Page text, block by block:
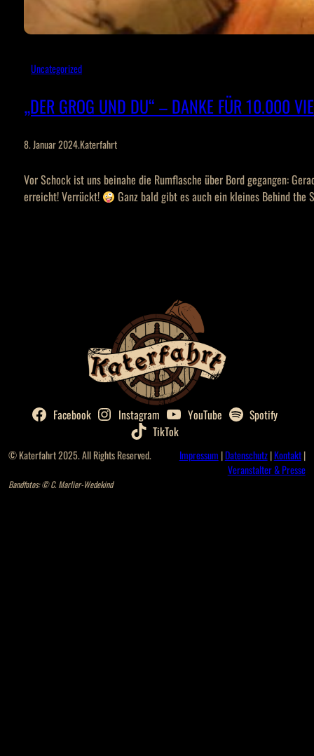
Uncategorized
„DER GROG UND DU“ – DANKE FÜR 10.000
8. Januar 2024.Katerfahrt
Vor Schock ist uns beinahe die Rumflasche über Bord gegangen:
erreicht! Verrückt!
Ganz bald gibt es auch ein kleines Behind
Facebook Instagram YouTube
Spotify
TikTok
© Katerfahrt 2025. All Rights Reserved. Impressum |Datenschutz|Kontakt|
Veranstalter & Presse
Bandfotos: © C. Marlier-Wedekind